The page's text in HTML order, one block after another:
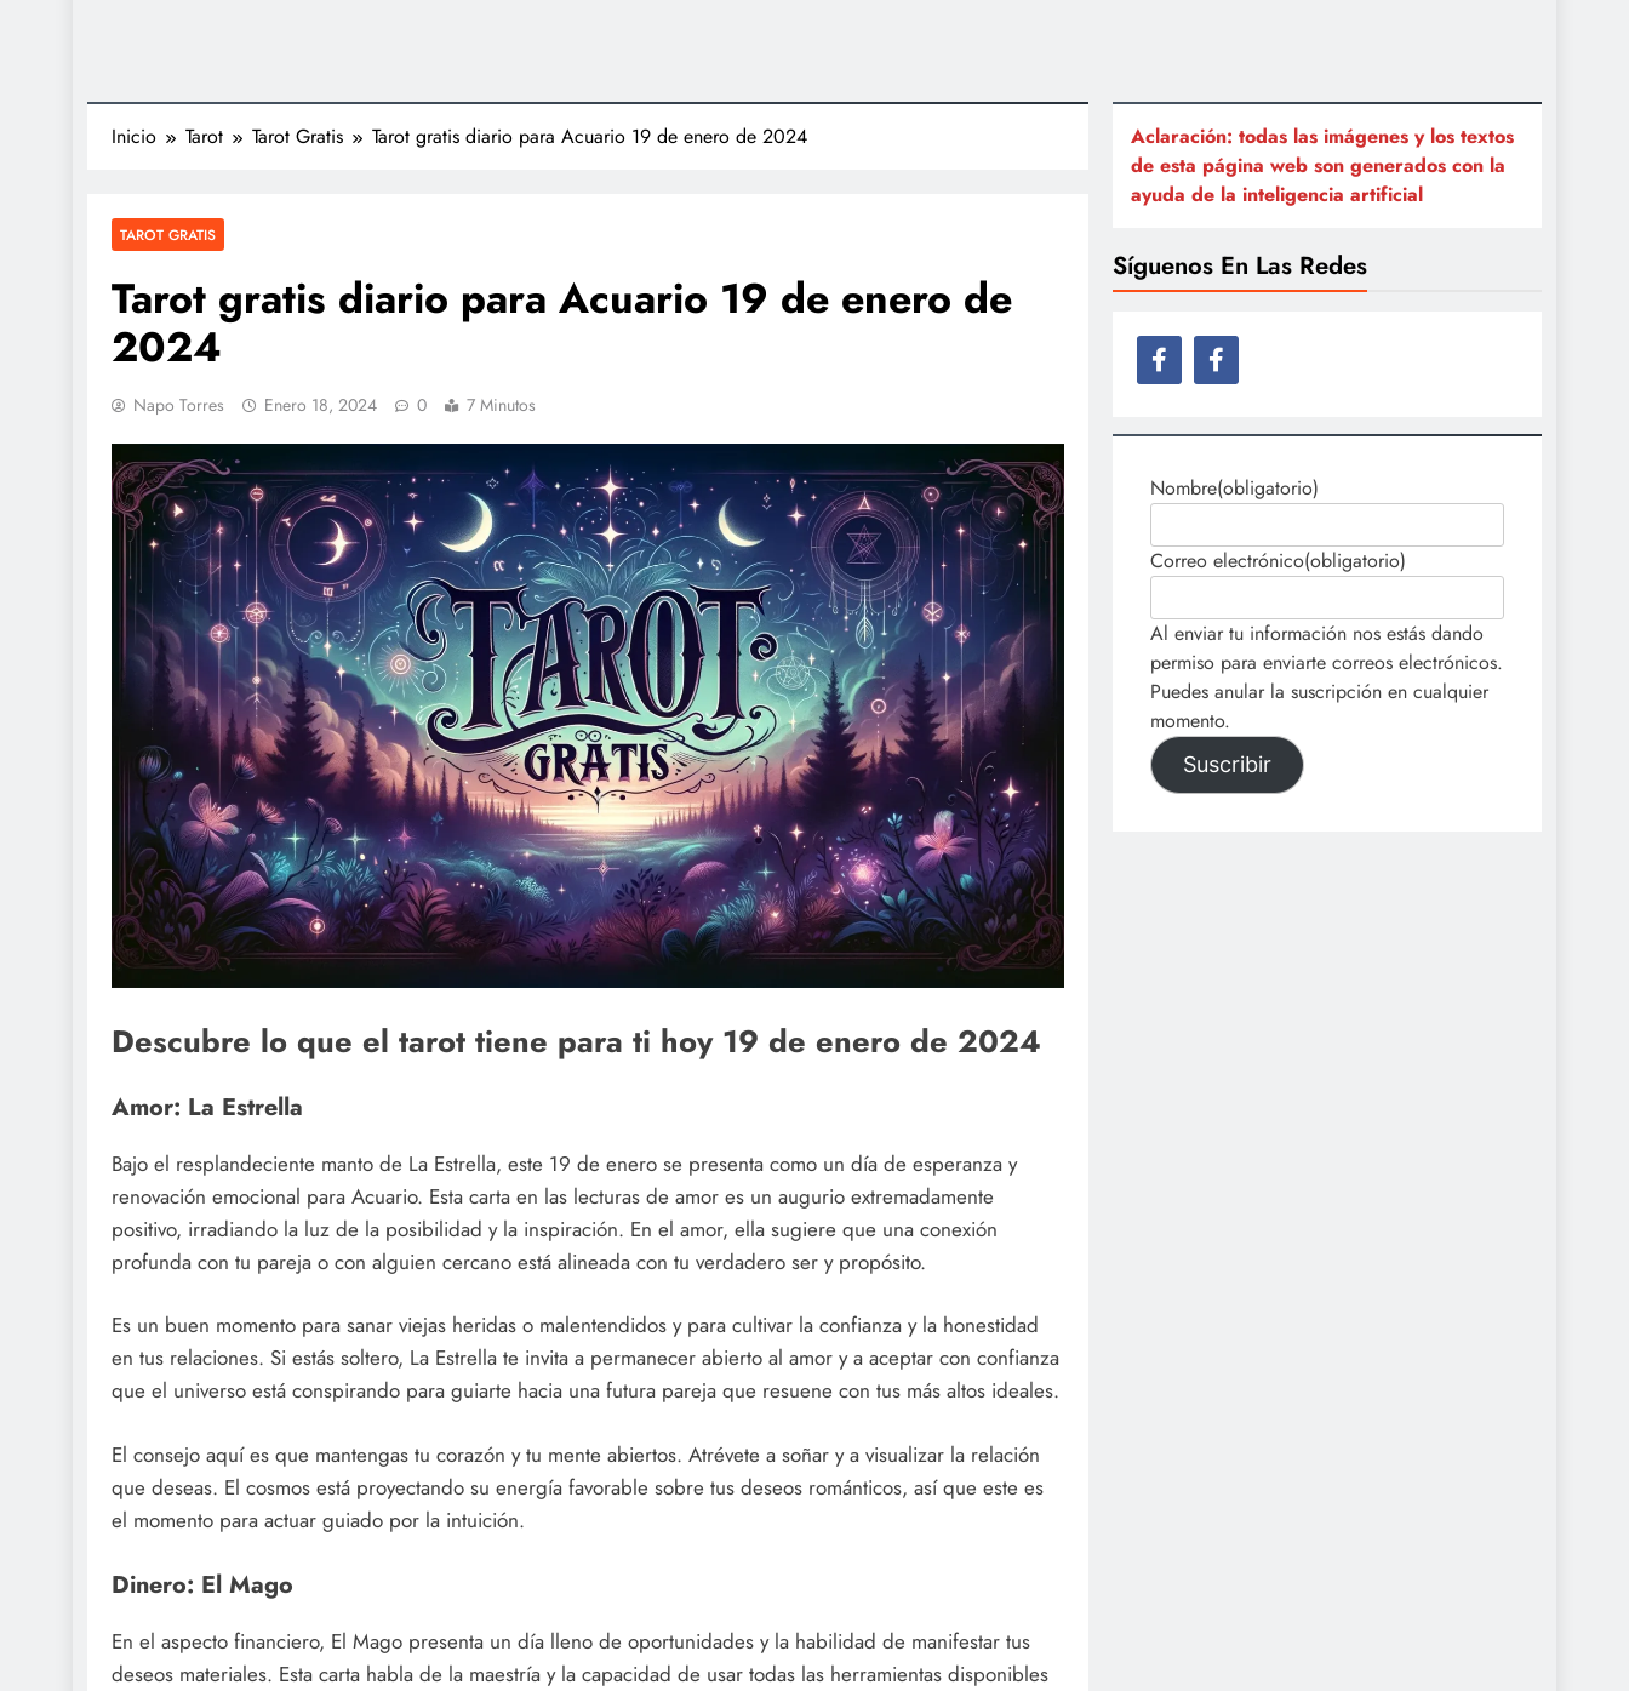
Inicio Tarot Tarot Gratis Tarot gratis diario para Acuario 19 de enero de 2024
TAROT GRATIS
Tarot gratis diario para Acuario 19 de enero de
2024
Napo Torres Enero 18, 2024 0 7 Minutos
Descubre lo que el tarot tiene para ti hoy 19 de enero de 2024
Amor: La Estrella
Bajo el resplandeciente manto de La Estrella, este 19 de enero se presenta como un día de esperanza y
renovación emocional para Acuario. Esta carta en las lecturas de amor es un augurio extremadamente
positivo, irradiando la luz de la posibilidad y la inspiración. En el amor, ella sugiere que una conexión
profunda con tu pareja o con alguien cercano está alineada con tu verdadero ser y propósito.
Es un buen momento para sanar viejas heridas o malentendidos y para cultivar la confianza y la honestidad
en tus relaciones. Si estás soltero, La Estrella te invita a permanecer abierto al amor y a aceptar con confianza
que el universo está conspirando para guiarte hacia una futura pareja que resuene con tus más altos ideales.
El consejo aquí es que mantengas tu corazón y tu mente abiertos. Atrévete a soñar y a visualizar la relación
que deseas. El cosmos está proyectando su energía favorable sobre tus deseos románticos, así que este es
el momento para actuar guiado por la intuición.
Dinero: El Mago
En el aspecto financiero, El Mago presenta un día lleno de oportunidades y la habilidad de manifestar tus
deseos materiales. Esta carta habla de la maestría y la capacidad de usar todas las herramientas disponibles
Aclaración: todas las imágenes y los textos
de esta página web son generados con la
ayuda de la inteligencia artificial
Síguenos En Las Redes
Nombre(obligatorio)
Correo electrónico(obligatorio)
Al enviar tu información nos estás dando
permiso para enviarte correos electrónicos.
Puedes anular la suscripción en cualquier
momento.
Suscribir